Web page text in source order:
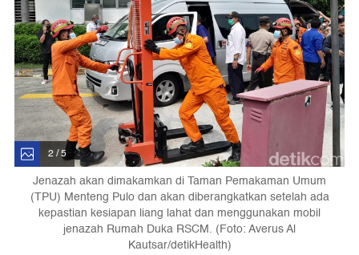
2 / 5
Jenazah akan dimakamkan di Taman Pemakaman Umum
(TPU) Menteng Pulo dan akan diberangkatkan setelah ada
kepastian kesiapan liang lahat dan menggunakan mobil
jenazah Rumah Duka RSCM. (Foto: Averus Al
Kautsar/detikHealth)